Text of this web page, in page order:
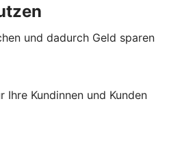
und dadurch Geld sparen
Kundinnen und Kunden